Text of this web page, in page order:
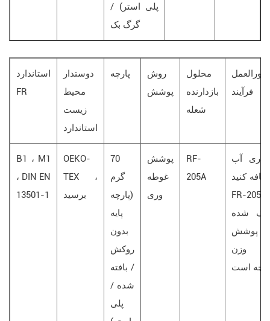
پلی استر) /
گرگ بک
استاندارد
FR
دوستدار
محیط
زیست
استاندارد
پارچه
روش
پوشش
محلول
بازدارنده
شعله
فرآیند
B1 ، M1
، DIN EN
13501-1
OEKO-
TEX ،
برسید
70
گرم
(پارچه
پایه
بدون
روکش
/ بافته
شده /
پلی
پوشش
غوطه
وری
RF-
205A
آب
کنید ،
FR-205A
شده
پوشش
10٪ وزن
است